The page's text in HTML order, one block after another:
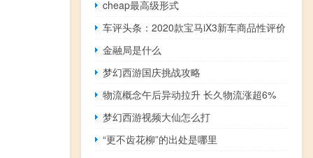
cheap最高级形式
车评头条：2020款宝马iX3新车商品性评价
金融局是什么
梦幻西游国庆挑战攻略
物流概念午后异动拉升 长久物流涨超6%
梦幻西游视频大仙怎么打
“更不齿花柳”的出处是哪里